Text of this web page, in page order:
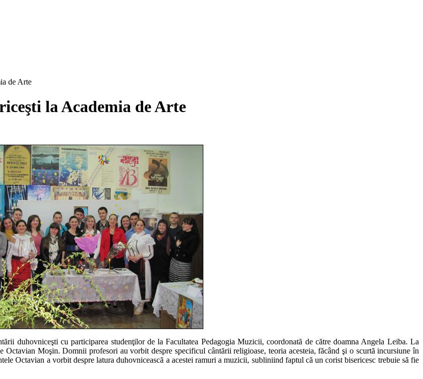
de Arte
la Academia de Arte
duhovniceşti cu participarea studenţilor de la Facultatea Pedagogia Muzicii, coordonată de către doamna Angela Leiba. La
Octavian Moşin.Domnii profesori au vorbit despre specificul cântării religioase, teoria acesteia, făcând şi o scurtă incursiune în
Octavian a vorbit despre latura duhovnicească a acestei ramuri a muzicii, subliniind faptul că un corist bisericesc trebuie să fie